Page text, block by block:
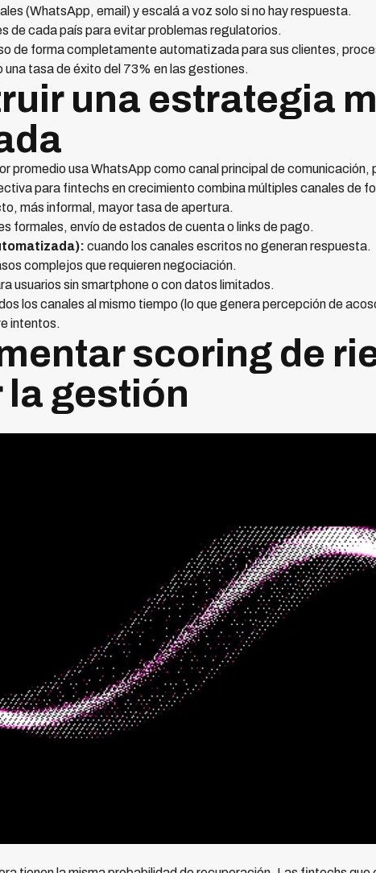
(WhatsApp, email) y escalá a voz solo si no hay respuesta.
de cada país para evitar problemas regulatorios.
de forma completamente automatizada para sus clientes,
una tasa de éxito del 73% en las gestiones.
una estrategia
promedio usa WhatsApp como canal principal de comunicación,
para fintechs en crecimiento combina múltiples canales de
más informal, mayor tasa de apertura.
formales, envío de estados de cuenta o links de pago.
cuando los canales escritos no generan respuesta.
complejos que requieren negociación.
usuarios sin smartphone o con datos limitados.
los canales al mismo tiempo (lo que genera percepción de
intentos.
scoring de
gestión